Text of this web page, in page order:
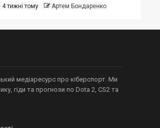
4 тижні тому Артем Бондаренко
медіаресурс про кіберспорт. Ми
гіди та прогнози по Dota 2, CS2 та